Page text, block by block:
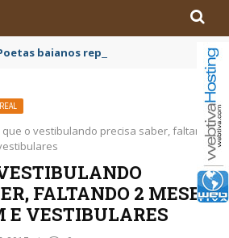
baianos representam o Brasil no
que o vestibulando precisa saber, faltando
FALTANDO 2 MESES
E VESTIBULARES